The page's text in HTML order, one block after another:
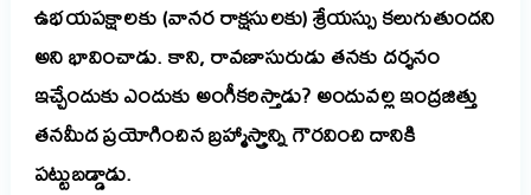
ఉభయపక్షాలకు (వానర రాక్షసులకు) శ్రేయస్సు కలుగుతుందని
అని భావించాడు. కాని, రావణాసురుడు తనకు దర్శనం
ఇచ్చేందుకు ఎందుకు అంగీకరిస్తాడు? అందువల్ల ఇంద్రజిత్తు
తనమీద ప్రయోగించిన బ్రహ్మాస్త్రాన్ని గౌరవించి దానికి
పట్టుబడ్డాడు.